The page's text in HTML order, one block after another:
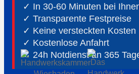
✓ In 30-60 Minuten bei
✓ ⁠Transparente Festpreise
✓ Keine versteckten Kosten
✓ Kostenlose Anfahrt
✓ ⁠24h Notdienst an 365